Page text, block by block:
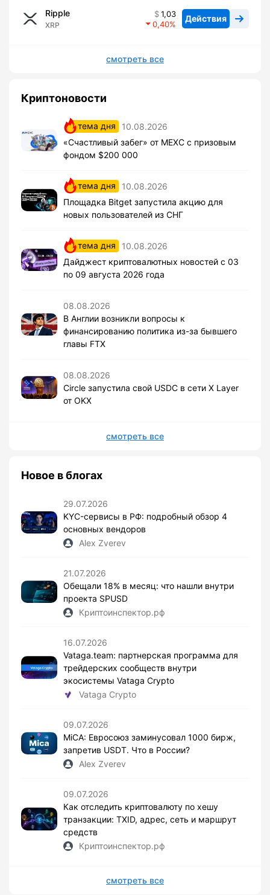
Ripple
XRP
1,03
0,40
Действия
смотреть все
Криптоновости
тема дня
10.08.2026
«Счастливый забег» от MEXC с призовым
фондом $200 000
тема дня
10.08.2026
Площадка Bitget запустила акцию для
новых пользователей из СНГ
тема дня
10.08.2026
Дайджест криптовалютных новостей с 03
по 09 августа 2026 года
08.08.2026
В Англии возникли вопросы к
финансированию политика из-за бывшего
главы FTX
08.08.2026
Circle запустила свой USDC в сети X Layer
от OKX
смотреть все
Новое в блогах
29.07.2026
KYC-сервисы в РФ: подробный обзор 4
основных вендоров
Alex Zverev
21.07.2026
Обещали 18% в месяц: что нашли внутри
проекта SPUSD
Криптоинспектор.рф
16.07.2026
Vataga.team: партнерская программа для
трейдерских сообществ внутри
экосистемы Vataga Crypto
Vataga Crypto
09.07.2026
MiCA: Евросоюз заминусовал 1000 бирж,
запретив USDT. Что в России?
Alex Zverev
09.07.2026
Как отследить криптовалюту по хешу
транзакции: TXID, адрес, сеть и маршрут
средств
Криптоинспектор.рф
смотреть все